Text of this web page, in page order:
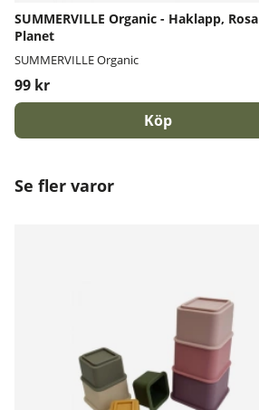
SUMMERVILLE Organic - Haklapp, Rosa
Planet
SUMMERVILLE Organic
99 kr
Köp
Se fler varor